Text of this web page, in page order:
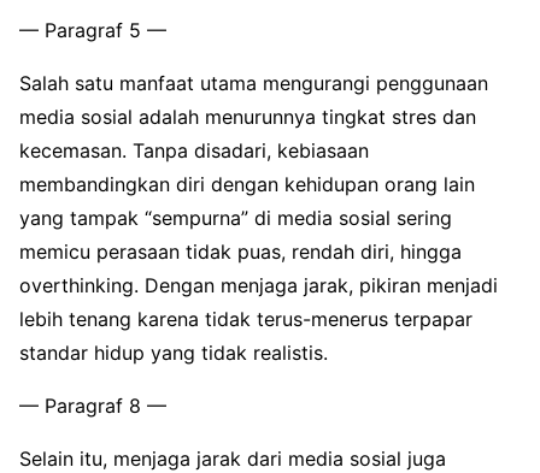
— Paragraf 5 —
Salah satu manfaat utama mengurangi penggunaan
media sosial adalah menurunnya tingkat stres dan
kecemasan. Tanpa disadari, kebiasaan
membandingkan diri dengan kehidupan orang lain
yang tampak “sempurna” di media sosial sering
memicu perasaan tidak puas, rendah diri, hingga
overthinking. Dengan menjaga jarak, pikiran menjadi
lebih tenang karena tidak terus-menerus terpapar
standar hidup yang tidak realistis.
— Paragraf 8 —
Selain itu, menjaga jarak dari media sosial juga